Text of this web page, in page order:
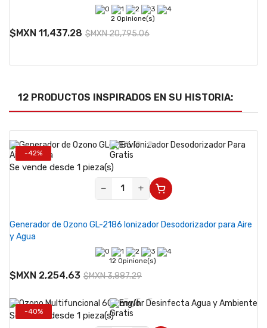
2 Opinione(s)
$MXN 11,437.28 $MXN 20,795.06
12 PRODUCTOS INSPIRADOS EN SU HISTORIA:
-42%
Se vende desde 1 pieza(s)
−
+
Generador de Ozono GL-2186 Ionizador Desodorizador para Aire
y Agua
12 Opinione(s)
$MXN 2,254.63 $MXN 3,887.29
-40%
Se vende desde 1 pieza(s)